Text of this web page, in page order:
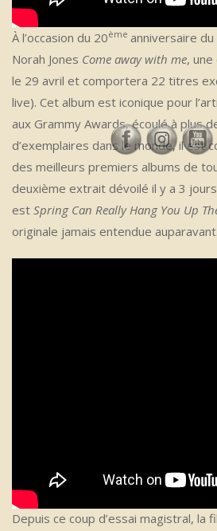
À l’occasion du 20ème anniversaire
Norah Jones Come away with me,
le 29 avril et comportera 22 titres
live). Cet album est iconique pour
aux Grammy Awards, écoulé à plus
d’exemplaires dans le monde, il est
des meilleurs premiers albums de
deuxième extrait dévoilé il y a 3
est Spring Can Really Hang You Up
originale jamais entendue auparavant.
Depuis ce coup d’essai magistral, la